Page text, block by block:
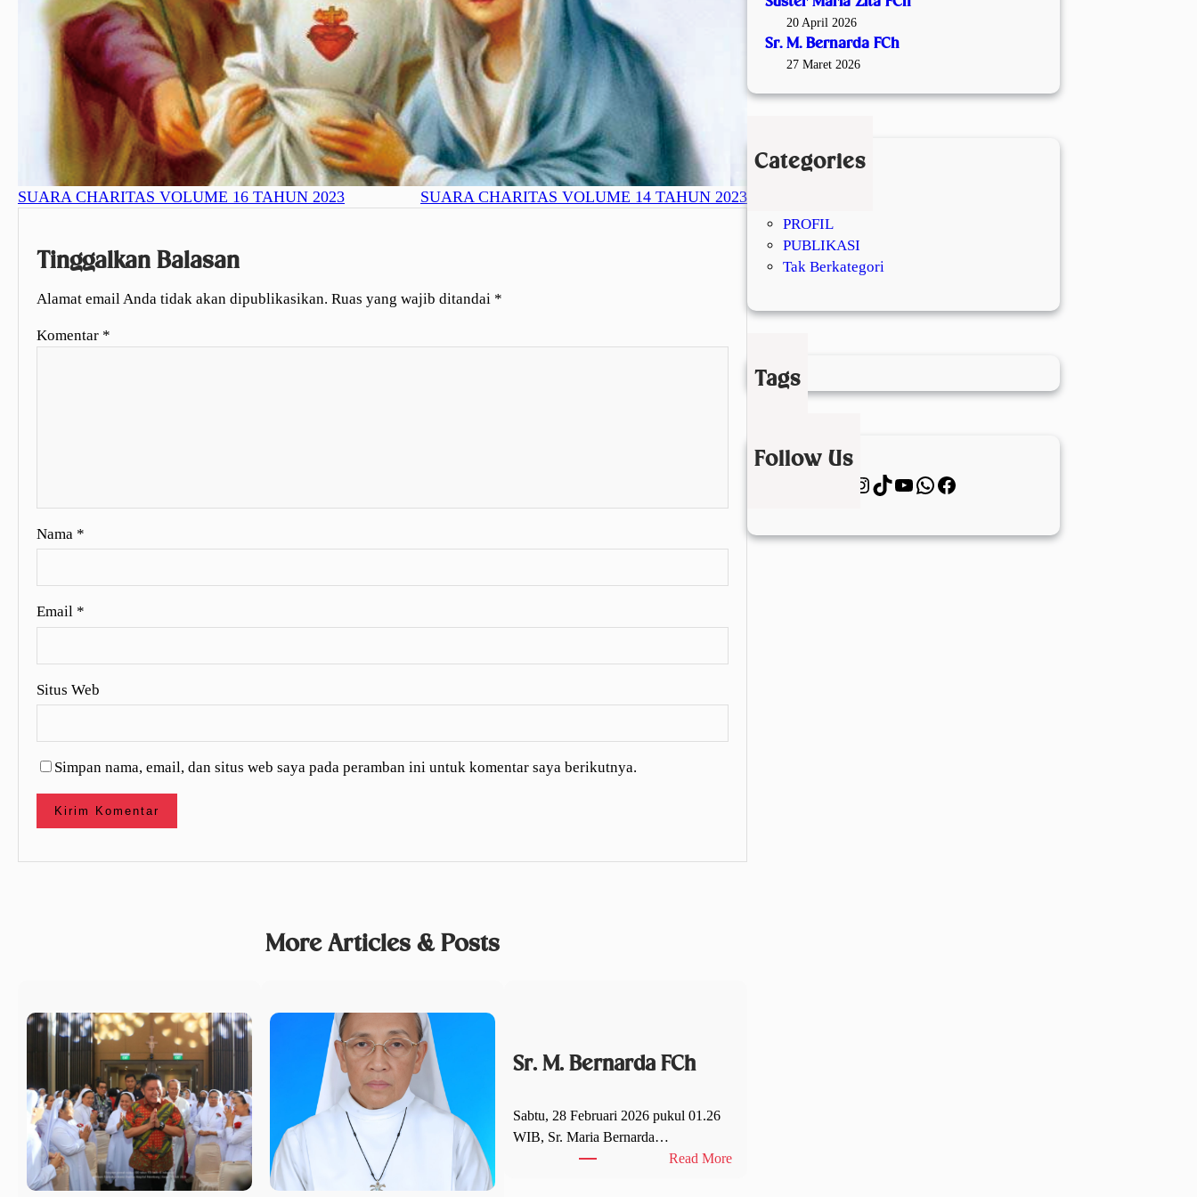
SUARA CHARITAS VOLUME 16 TAHUN 2023 SUARA CHARITAS VOLUME 14 TAHUN 2023
Tinggalkan Balasan
Alamat email Anda tidak akan dipublikasikan. Ruas yang wajib ditandai *
Komentar *
Nama *
Email *
Situs Web
Simpan nama, email, dan situs web saya pada peramban ini untuk komentar saya berikutnya.
More Articles & Posts
Sr. M. Bernarda FCh
Sabtu, 28 Februari 2026 pukul 01.26
WIB, Sr. Maria Bernarda…
Read More:
20 April 2026
Sr. M. Bernarda FCh
27 Maret 2026
Categories
PROFIL
PUBLIKASI
Tak Berkategori
Tags
Follow Us
Instagram TikTok YouTube WhatsApp Facebook